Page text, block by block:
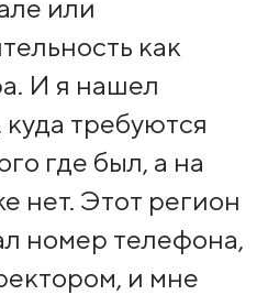
или
как
И я нашел
требуются
где был, а на
нет. Этот регион
номер телефона,
и мне